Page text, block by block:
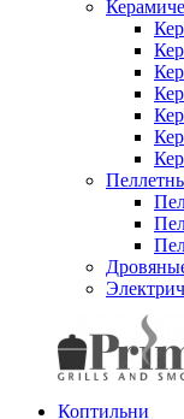
Коптильни